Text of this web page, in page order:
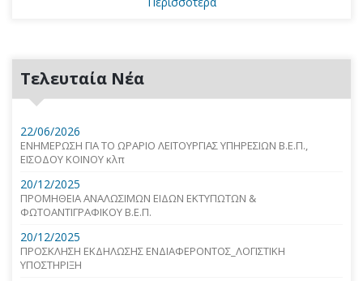
Τελευταία Νέα
22/06/2026
ΕΝΗΜΕΡΩΣΗ ΓΙΑ ΤΟ ΩΡΑΡΙΟ ΛΕΙΤΟΥΡΓΙΑΣ ΥΠΗΡΕΣΙΩΝ Β.Ε.Π.,
ΕΙΣΟΔΟΥ ΚΟΙΝΟΥ κλπ
20/12/2025
ΠΡΟΜΗΘΕΙΑ ΑΝΑΛΩΣΙΜΩΝ ΕΙΔΩΝ ΕΚΤΥΠΩΤΩΝ &
ΦΩΤΟΑΝΤΙΓΡΑΦΙΚΟΥ Β.Ε.Π.
20/12/2025
ΠΡΟΣΚΛΗΣΗ ΕΚΔΗΛΩΣΗΣ ΕΝΔΙΑΦΕΡΟΝΤΟΣ_ΛΟΓΙΣΤΙΚΗ
ΥΠΟΣΤΗΡΙΞΗ